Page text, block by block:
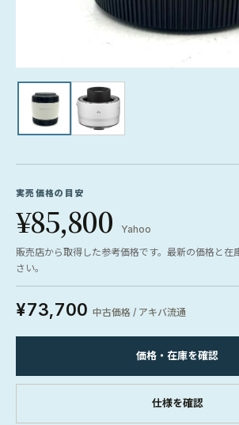
実売価格の目安
¥85,800
Yahoo
販売店から取得した参考価格です。最新の価格と在
さい。
¥73,700 中古価格 / アキバ流通
価格・在庫を確認
仕様を確認